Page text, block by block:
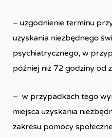
– uzgodnienie terminu
uzyskania niezbędnego
psychiatrycznego, w
później niż 72 godziny od
– w przypadkach tego
miejsca uzyskania
zakresu pomocy